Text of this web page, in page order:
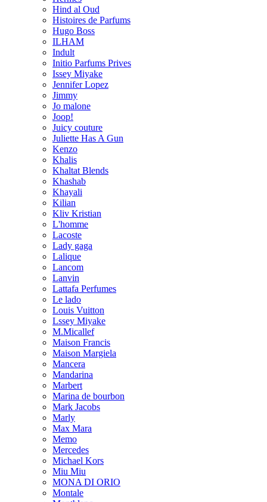
Hind al Oud
Histoires de Parfums
Hugo Boss
ILHAM
Indult
Initio Parfums Prives
Issey Miyake
Jennifer Lopez
Jimmy
Jo malone
Joop!
Juicy couture
Juliette Has A Gun
Kenzo
Khalis
Khaltat Blends
Khashab
Khayali
Kilian
Kliv Kristian
L'homme
Lacoste
Lady gaga
Lalique
Lancom
Lanvin
Lattafa Perfumes
Le lado
Louis Vuitton
Lssey Miyake
M.Micallef
Maison Francis
Maison Margiela
Mancera
Mandarina
Marbert
Marina de bourbon
Mark Jacobs
Marly
Max Mara
Memo
Mercedes
Michael Kors
Miu Miu
MONA DI ORIO
Montale